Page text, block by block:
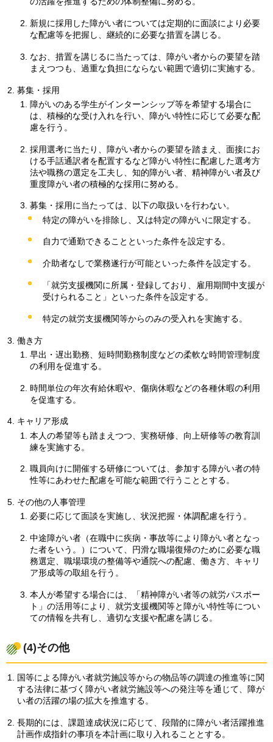
新規に採用した障がい者については定期的に面談により必要
な配慮等を把握し、継続的に必要な措置を講じる。
なお、措置を講じるに当たっては、障がい者からの要望を踏
まえつつも、過重な負担にならない範囲で適切に実施する。
募集・採用
障がいのある学生がインターンシップ等を希望する場合に
は、積極的な受け入れを行い、障がい特性に応じて必要な配
慮を行う。
採用選考に当たり、障がい者からの要望を踏まえ、面接にお
ける手話通訳者を配置するなど障がい特性に配慮した選考方
法や職務の選定を工夫し、知的障がい者、精神障がい者及び
重度障がい者の積極的な採用に努める。
募集・採用に当たっては、以下の取扱いを行わない。
特定の障がいを排除し、又は特定の障がいに限定する。
自力で通勤できることといった条件を設定する。
介助者なしで業務遂行が可能といった条件を設定する。
「就労支援機関に所属・登録しており、雇用期間中支援が
受けられること」といった条件を設定する。
特定の就労支援機関等からのみの受入れを実施する。
働き方
早出・遅出勤務、短時間勤務制度などの柔軟な時間管理制度
の利用を促進する。
時間単位の年次有給休暇や、傷病休暇などの各種休暇の利用
を促進する。
キャリア形成
本人の希望等も踏まえつつ、実務研修、向上研修等の教育訓
練を実施する。
職員向けに開催する研修については、参加する障がい者の特
性等にあわせた配慮を可能な範囲で行うこととする。
その他の人事管理
必要に応じて面談を実施し、状況把握・体調配慮を行う。
中途障がい者（在職中に疾病・事故等により障がい者となっ
た者をいう。）について、円滑な職場復帰のために必要な職
務選定、職場環境の整備等や通院への配慮、働き方、キャリ
ア形成等の取組を行う。
本人が希望する場合には、「精神障がい者等の就労パスポー
ト」の活用等により、就労支援機関等と障がい特性等につい
ての情報を共有し、適切な支援や配慮を講じる。
(4)その他
国等による障がい者就労施設等からの物品等の調達の推進等に関
する法律に基づく障がい者就労施設等への発注等を通じて、障が
い者の活躍の場の拡大を推進する。
長期的には、課題達成状況に応じて、段階的に障がい者活躍推進
計画作成指針の事項を本計画に取り入れることとする。